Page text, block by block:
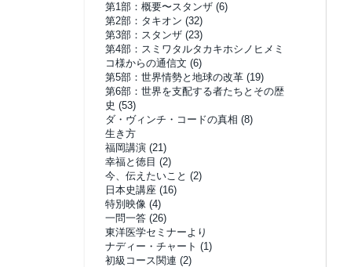
第1部：概要〜スタンザ (6)
第2部：タキオン (32)
第3部：スタンザ (23)
第4部：スミワタルタカキホシノヒメミ
コ様からの通信文 (6)
第5部：世界情勢と地球の改革 (19)
第6部：世界を支配する者たちとその歴
史 (53)
ダ・ヴィンチ・コードの真相 (8)
生き方
福岡講演 (21)
幸福と徳目 (2)
今、伝えたいこと (2)
日本史講座 (16)
特別映像 (4)
一問一答 (26)
東洋医学セミナーより
ナディー・チャート (1)
初級コース関連 (2)